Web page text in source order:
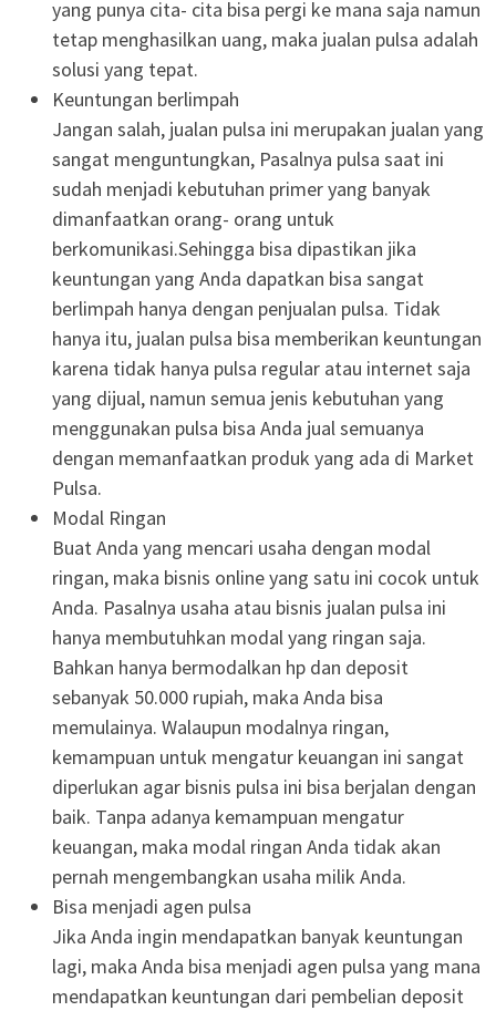
yang punya cita- cita bisa pergi ke mana saja namun
tetap menghasilkan uang, maka jualan pulsa adalah
solusi yang tepat.
Keuntungan berlimpah
Jangan salah, jualan pulsa ini merupakan jualan yang
sangat menguntungkan, Pasalnya pulsa saat ini
sudah menjadi kebutuhan primer yang banyak
dimanfaatkan orang- orang untuk
berkomunikasi.Sehingga bisa dipastikan jika
keuntungan yang Anda dapatkan bisa sangat
berlimpah hanya dengan penjualan pulsa. Tidak
hanya itu, jualan pulsa bisa memberikan keuntungan
karena tidak hanya pulsa regular atau internet saja
yang dijual, namun semua jenis kebutuhan yang
menggunakan pulsa bisa Anda jual semuanya
dengan memanfaatkan produk yang ada di Market
Pulsa.
Modal Ringan
Buat Anda yang mencari usaha dengan modal
ringan, maka bisnis online yang satu ini cocok untuk
Anda. Pasalnya usaha atau bisnis jualan pulsa ini
hanya membutuhkan modal yang ringan saja.
Bahkan hanya bermodalkan hp dan deposit
sebanyak 50.000 rupiah, maka Anda bisa
memulainya. Walaupun modalnya ringan,
kemampuan untuk mengatur keuangan ini sangat
diperlukan agar bisnis pulsa ini bisa berjalan dengan
baik. Tanpa adanya kemampuan mengatur
keuangan, maka modal ringan Anda tidak akan
pernah mengembangkan usaha milik Anda.
Bisa menjadi agen pulsa
Jika Anda ingin mendapatkan banyak keuntungan
lagi, maka Anda bisa menjadi agen pulsa yang mana
mendapatkan keuntungan dari pembelian deposit